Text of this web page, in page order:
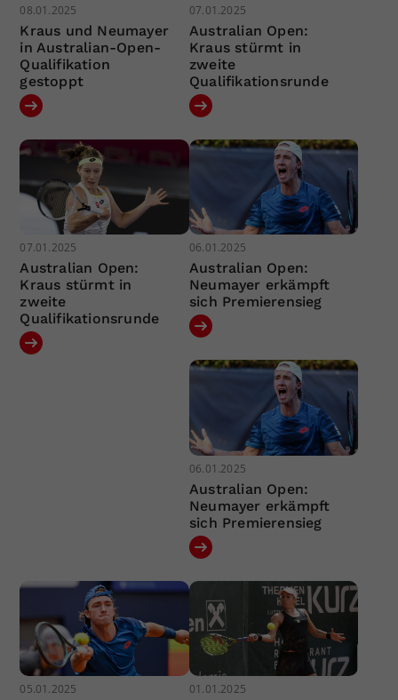
08.01.2025
Kraus und Neumayer
in Australian-Open-
Qualifikation
gestoppt
07.01.2025
Australian Open:
Kraus stürmt in
zweite
Qualifikationsrunde
07.01.2025
Australian Open:
Kraus stürmt in
zweite
Qualifikationsrunde
06.01.2025
Australian Open:
Neumayer erkämpft
sich Premierensieg
06.01.2025
Australian Open:
Neumayer erkämpft
sich Premierensieg
05.01.2025 01.01.2025